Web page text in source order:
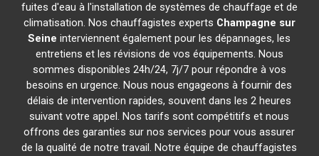
fuites d'eau à l'installation de systèmes de chauffage et de
climatisation. Nos chauffagistes experts Champagne sur
Seine interviennent également pour les dépannages, les
entretiens et les révisions de vos équipements. Nous
sommes disponibles 24h/24, 7j/7 pour répondre à vos
besoins en urgence. Nous nous engageons à fournir des
délais de intervention rapides, souvent dans les 2 heures
suivant votre appel. Nos tarifs sont compétitifs et nous
offrons des garanties sur nos services pour vous assurer
de la qualité de notre travail. Notre équipe de chauffagistes